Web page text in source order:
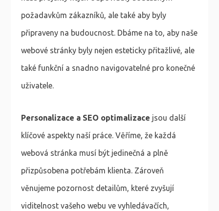
požadavkům zákazníků, ale také aby byly
připraveny na budoucnost. Dbáme na to, aby naše
webové stránky byly nejen esteticky přitažlivé, ale
také funkční a snadno navigovatelné pro konečné
uživatele.
Personalizace a SEO optimalizace jsou další
klíčové aspekty naší práce. Věříme, že každá
webová stránka musí být jedinečná a plně
přizpůsobena potřebám klienta. Zároveň
věnujeme pozornost detailům, které zvyšují
viditelnost vašeho webu ve vyhledávačích,